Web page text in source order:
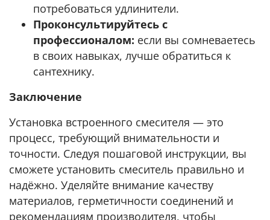
потребоваться удлинители.
Проконсультируйтесь с
профессионалом: если вы сомневаетесь
в своих навыках, лучше обратиться к
сантехнику.
Заключение
Установка встроенного смесителя — это
процесс, требующий внимательности и
точности. Следуя пошаговой инструкции, вы
сможете установить смеситель правильно и
надёжно. Уделяйте внимание качеству
материалов, герметичности соединений и
рекомендациям производителя, чтобы